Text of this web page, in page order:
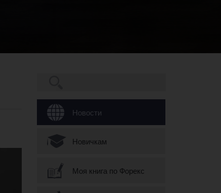
Новости
Новичкам
Моя книга по Форекс